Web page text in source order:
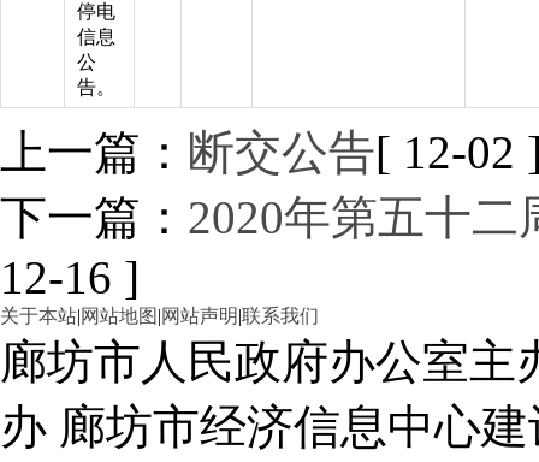
停电
信息
公
告。
上一篇： 断交公告[ 12-02
下一篇： 2020年第五十
12-16 ]
关于本站|网站地图 |网站声明|联系我们
廊坊市人民政府办公室
办 廊坊市经济信息中心建